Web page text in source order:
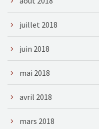
juillet 2018
juin 2018
mai 2018
avril 2018
mars 2018